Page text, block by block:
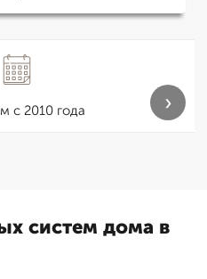
с 2010 года ›
систем дома в